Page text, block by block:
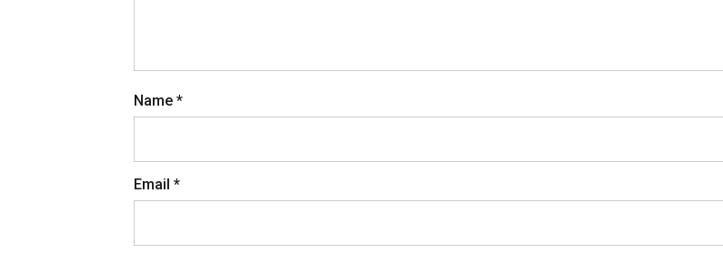
Name *
Email *